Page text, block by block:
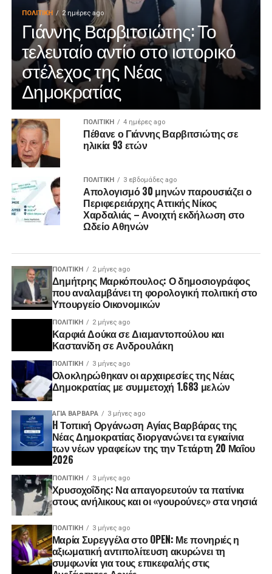
ΠΟΛΙΤΙΚΉ 2 ημέρες ago
Γιάννης Βαρβιτσιώτης: Το
τελευταίο αντίο στο ιστορικό
στέλεχος της Νέας
Δημοκρατίας
ΠΟΛΙΤΙΚΉ 4 ημέρες ago
Πέθανε ο Γιάννης Βαρβιτσιώτης σε
ηλικία 93 ετών
ΠΟΛΙΤΙΚΉ 3 εβδομάδες ago
Απολογισμό 30 μηνών παρουσιάζει ο
Περιφερειάρχης Αττικής Νίκος
Χαρδαλιάς – Ανοιχτή εκδήλωση στο
Ωδείο Αθηνών
ΠΟΛΙΤΙΚΉ 2 μήνες ago
Δημήτρης Μαρκόπουλος: Ο δημοσιογράφος
που αναλαμβάνει τη φορολογική πολιτική στο
Υπουργείο Οικονομικών
ΠΟΛΙΤΙΚΉ 2 μήνες ago
Καρφιά Δούκα σε Διαμαντοπούλου και
Καστανίδη σε Ανδρουλάκη
ΠΟΛΙΤΙΚΉ 3 μήνες ago
Ολοκληρώθηκαν οι αρχαιρεσίες της Νέας
Δημοκρατίας με συμμετοχή 1.683 μελών
ΑΓΙΑ ΒΑΡΒΑΡΑ 3 μήνες ago
H Τοπική Οργάνωση Αγίας Βαρβάρας της
Νέας Δημοκρατίας διοργανώνει τα εγκαίνια
των νέων γραφείων της την Τετάρτη 20 Μαΐου
2026
ΠΟΛΙΤΙΚΉ 3 μήνες ago
Χρυσοχοΐδης: Να απαγορευτούν τα πατίνια
στους ανήλικους και οι «γουρούνες» στα νησιά
ΠΟΛΙΤΙΚΉ 3 μήνες ago
Μαρία Συρεγγέλα στο OPEN: Με πονηριές η
αξιωματική αντιπολίτευση ακυρώνει τη
συμφωνία για τους επικεφαλής στις